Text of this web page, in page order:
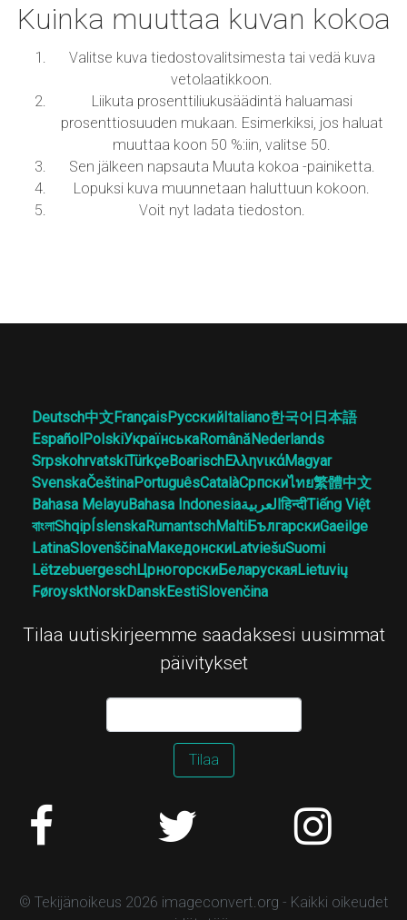
Kuinka muuttaa kuvan kokoa
Valitse kuva tiedostovalitsimesta tai vedä kuva
vetolaatikkoon.
Liikuta prosenttiliukusäädintä haluamasi
prosenttiosuuden mukaan. Esimerkiksi, jos haluat
muuttaa koon 50 %:iin, valitse 50.
Sen jälkeen napsauta Muuta kokoa -painiketta.
Lopuksi kuva muunnetaan haluttuun kokoon.
Voit nyt ladata tiedoston.
Deutsch中文FrançaisРусскийItaliano한국어 日本語
EspañolPolskiУкраїнськаRomânăNederlands
SrpskohrvatskiTürkçeBoarischΕλληνικάMagyar
SvenskaČeštinaPortuguêsCatalàСрпскиไทย繁體中文
Bahasa MelayuBahasa Indonesiaالعربيةहिन्दीTiếng Việt
বাংলাShqipÍslenskaRumantschMaltiБългарскиGaeilge
LatinaSlovenščinaМакедонскиLatviešuSuomi
LëtzebuergeschЦрногорскиБеларускаяLietuvių
FøroysktNorskDanskEestiSlovenčina
Tilaa uutiskirjeemme saadaksesi uusimmat
päivitykset
Tilaa
© Tekijänoikeus 2026 imageconvert.org - Kaikki oikeudet